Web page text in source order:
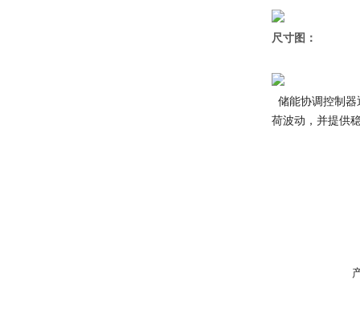
尺寸图：
储能协调控制器
荷波动，并提供